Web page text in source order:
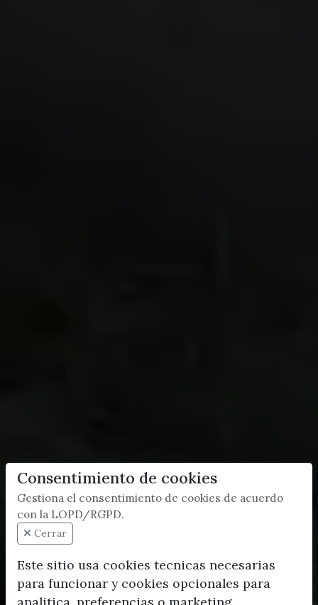
Consentimiento de cookies
Gestiona el consentimiento de cookies de acuerdo
con la LOPD/RGPD.
Cerrar
Este sitio usa cookies tecnicas necesarias
para funcionar y cookies opcionales para